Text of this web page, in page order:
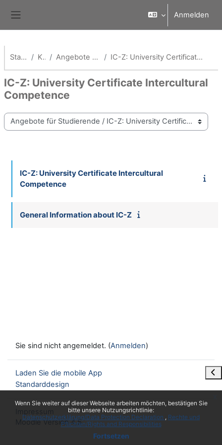
Wenn Sie weiter auf dieser Webseite arbeiten möchten, bestätigen Sie
bitte unsere Nutzungsrichtlinie:
Datenschutzerklärung/Data Protection Declaration
Rechte und
Pflichten/Rights and Responsibilities
Fortsetzen
Anmelden
Startseite Kurse Angebote für Studierende IC-Z: University Certificate Intercultural Competence
IC-Z: University Certificate Intercultural
Competence
Kursbereiche
IC-Z: University Certificate Intercultural
Competence
General Information about IC-Z
Sie sind nicht angemeldet. (Anmelden)
Laden Sie die mobile App
Standarddesign
Moodle Version 4.5